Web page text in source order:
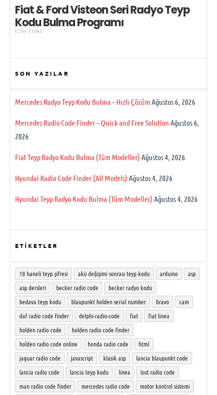
Fiat & Ford Visteon Seri Radyo Teyp
Kodu Bulma Programı
IÇIN TUNC
SON YAZILAR
Mercedes Radyo Teyp Kodu Bulma – Hızlı Çözüm Ağustos 6, 2026
Mercedes Radio Code Finder – Quick and Free Solution Ağustos 6,
2026
Fiat Teyp Radyo Kodu Bulma (Tüm Modeller) Ağustos 4, 2026
Hyundai Radio Code Finder (All Models) Ağustos 4, 2026
Hyundai Teyp Radyo Kodu Bulma (Tüm Modeller) Ağustos 4, 2026
ETİKETLER
10 haneli teyp şifresi akü değişimi sonrası teyp kodu arduino
asp
asp dersleri
becker radio code
becker radyo kodu
bedava teyp kodu
blaupunkt holden serial number bravo
cam
daf radio code finder
delphi-radio-code fiat
fiat linea
holden radio code
holden radio code finder
holden radio code online
honda radio code
html
jaguar radio code
javascript klasik asp
lancia blaupunkt code
lancia radio code
lancia teyp kodu linea
lost radio code
man radio code finder
mercedes radio code
motor kontrol sistemi